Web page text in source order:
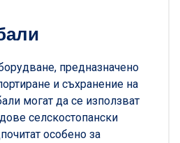
предназначено
и съхранение на
могат да се използват
селскостопански
особено за